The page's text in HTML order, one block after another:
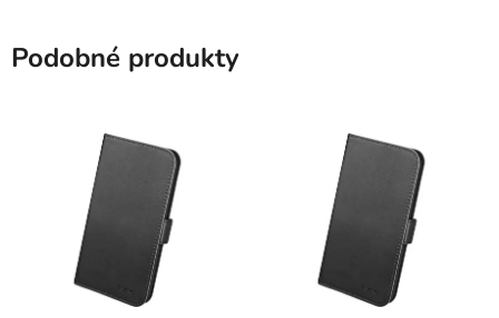
Podobné produkty